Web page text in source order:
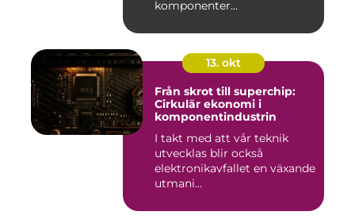
komponenter...
13. okt
Från skrot till superchip:
Cirkulär ekonomi i
komponentindustrin
I takt med att vår teknik
utvecklas blir också
elektronikavfallet en växande
utmani...